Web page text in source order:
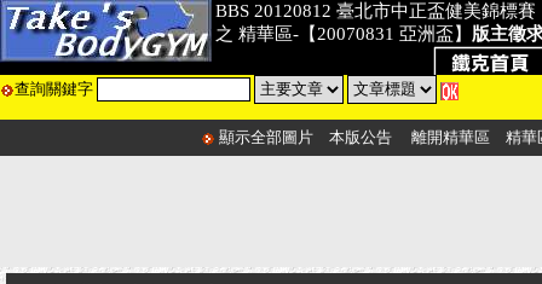
BBS 20120812 臺北市中正盃健美錦標賽
之 精華區-【20070831 亞洲盃】 版主徵
查詢關鍵字
顯示全部圖片 本版公告 離開精華區 精華